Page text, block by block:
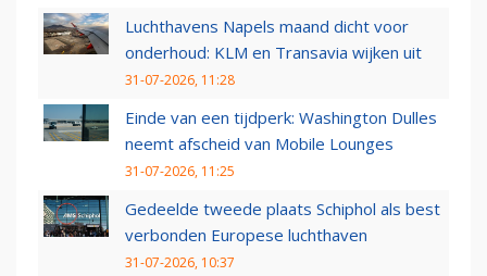
Luchthavens Napels maand dicht voor
onderhoud: KLM en Transavia wijken uit
31-07-2026, 11:28
Einde van een tijdperk: Washington Dulles
neemt afscheid van Mobile Lounges
31-07-2026, 11:25
Gedeelde tweede plaats Schiphol als best
verbonden Europese luchthaven
31-07-2026, 10:37